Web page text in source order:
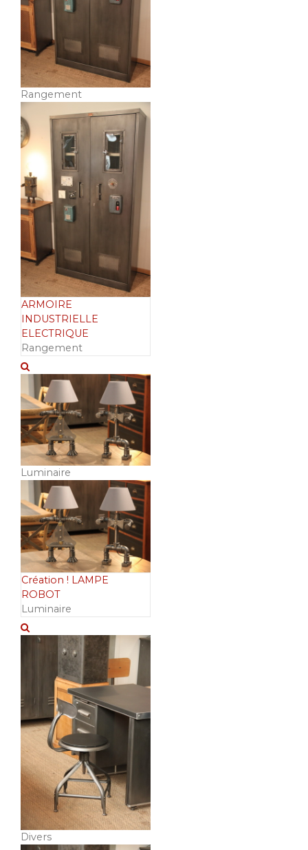
Rangement
ARMOIRE
INDUSTRIELLE
ELECTRIQUE
Rangement
Luminaire
Création ! LAMPE
ROBOT
Luminaire
Divers